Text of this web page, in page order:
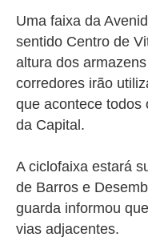
Uma faixa da
sentido Centro de
altura dos
corredores irão
que acontece todos
da Capital.
A ciclofaixa estará
de Barros e
guarda informou
vias adjacentes.